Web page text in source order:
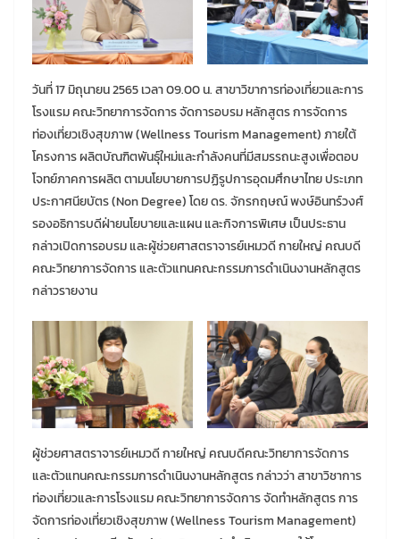
วันที่ 17 มิถุนายน 2565 เวลา 09.00 น. สาขาวิขาการท่องเที่ยวและการ
โรงแรม คณะวิทยาการจัดการ จัดการอบรม หลักสูตร การจัดการ
ท่องเที่ยวเชิงสุขภาพ (Wellness Tourism Management) ภายใต้
โครงการ ผลิตบัณฑิตพันธุ์ใหม่และกำลังคนที่มีสมรรถนะสูงเพื่อตอบ
โจทย์ภาคการผลิต ตามนโยบายการปฏิรูปการอุดมศึกษาไทย ประเภท
ประกาศนียบัตร (Non Degree) โดย ดร. จักรกฤษณ์ พงษ์อินทร์วงศ์
รองอธิการบดีฝ่ายนโยบายและแผน และกิจการพิเศษ เป็นประธาน
กล่าวเปิดการอบรม และผู้ช่วยศาสตราจารย์เหมวดี กายใหญ่ คณบดี
คณะวิทยาการจัดการ และตัวแทนคณะกรรมการดำเนินงานหลักสูตร
กล่าวรายงาน
ผู้ช่วยศาสตราจารย์เหมวดี กายใหญ่ คณบดีคณะวิทยาการจัดการ
และตัวแทนคณะกรรมการดำเนินงานหลักสูตร กล่าวว่า สาขาวิชาการ
ท่องเที่ยวและการโรงแรม คณะวิทยาการจัดการ จัดทำหลักสูตร การ
จัดการท่องเที่ยวเชิงสุขภาพ (Wellness Tourism Management)